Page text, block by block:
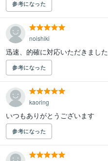
参考になった
noishiki
迅速、的確に対応いただきました
参考になった
kaoring
いつもありがとうございます
参考になった